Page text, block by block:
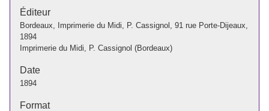
Éditeur
Bordeaux, Imprimerie du Midi, P. Cassignol, 91 rue Porte-Dijeaux,
1894
Imprimerie du Midi, P. Cassignol (Bordeaux)
Date
1894
Format